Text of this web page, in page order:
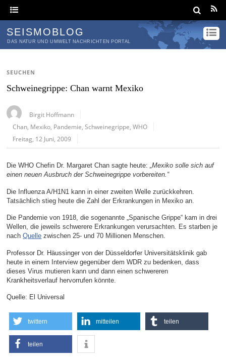
SEISMOBLOG
DAS NATUR UND UMWELT NACHRICHTEN PORTAL
SEUCHEN
Schweinegrippe: Chan warnt Mexiko
Birgit Hoffmann
Chan Mexiko Pandemie ,Schweinegrippe ,WHO
Freitag, 12 Juni, 2009
Die WHO Chefin Dr. Margaret Chan sagte heute:„Mexiko solle sich auf
einen neuen Ausbruch der Schweinegrippe vorbereiten.“
Die Influenza A/H1N1 kann in einer zweiten Welle zurückkehren.
Tatsächlich stieg heute die Zahl der Erkrankungen in Mexiko an.
Die Pandemie von 1918, die sogenannte „Spanische Grippe“ kam in drei
Wellen, die jeweils schwerere Erkrankungen verursachten. Es starben je
nachQuelle zwischen 25- und 70 Millionen Menschen.
Professor Dr. Häussinger von der Düsseldorfer Universitätsklinik gab
heute in einem Interview gegenüber dem WDR zu bedenken, dass
dieses Virus mutieren kann und dann einen schwereren
Krankheitsverlauf hervorrufen könnte.
Quelle: El Universal
twittern mitteilen teilen
teilen